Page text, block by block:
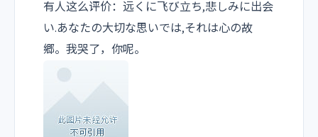
有人这么评价：远くに飞び立ち,悲しみに出会
い.あなたの大切な思いでは,それは心の故
郷。我哭了，你呢。